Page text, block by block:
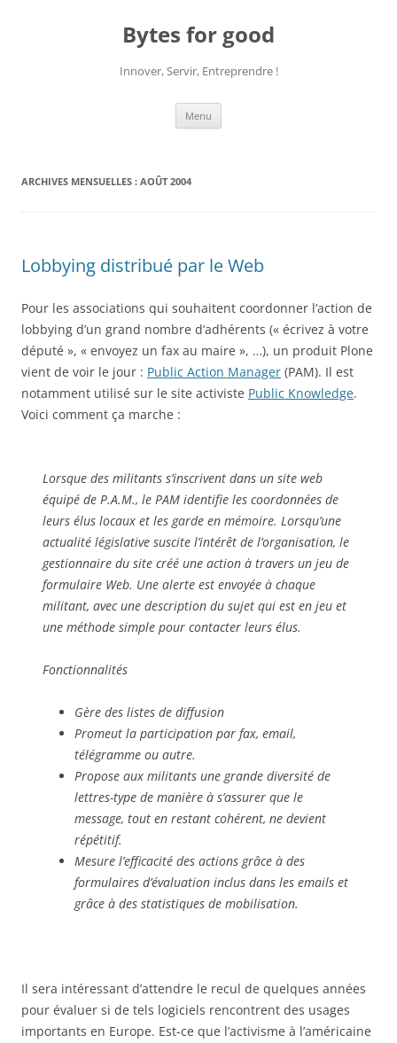
Bytes for good
Innover, Servir, Entreprendre !
Menu
ARCHIVES MENSUELLES : AOÛT 2004
Lobbying distribué par le Web
Pour les associations qui souhaitent coordonner l’action de
lobbying d’un grand nombre d’adhérents (« écrivez à votre
député », « envoyez un fax au maire », …), un produit Plone
vient de voir le jour : Public Action Manager (PAM). Il est
notamment utilisé sur le site activiste Public Knowledge.
Voici comment ça marche :
Lorsque des militants s’inscrivent dans un site web
équipé de P.A.M., le PAM identifie les coordonnées de
leurs élus locaux et les garde en mémoire. Lorsqu’une
actualité législative suscite l’intérêt de l’organisation, le
gestionnaire du site créé une action à travers un jeu de
formulaire Web. Une alerte est envoyée à chaque
militant, avec une description du sujet qui est en jeu et
une méthode simple pour contacter leurs élus.
Fonctionnalités
Gère des listes de diffusion
Promeut la participation par fax, email,
télégramme ou autre.
Propose aux militants une grande diversité de
lettres-type de manière à s’assurer que le
message, tout en restant cohérent, ne devient
répétitif.
Mesure l’efficacité des actions grâce à des
formulaires d’évaluation inclus dans les emails et
grâce à des statistiques de mobilisation.
Il sera intéressant d’attendre le recul de quelques années
pour évaluer si de tels logiciels rencontrent des usages
importants en Europe. Est-ce que l’activisme à l’américaine